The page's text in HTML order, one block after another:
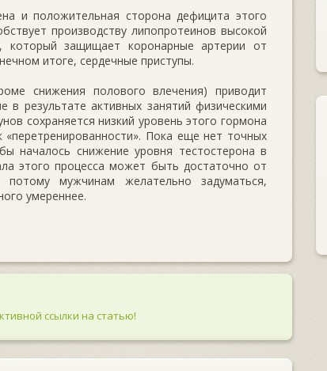
и положительная сторона дефицита этого
производству липопротеинов высокой
который защищает коронарные артерии от
итоге, сердечные приступы.
снижения полового влечения) приводит
результате активных занятий физическими
сохраняется низкий уровень этого гормона
Пока еще нет точных
началось снижение уровня тестостерона в
этого процесса может быть достаточно от
мужчинам желательно задуматься,
умереннее.
ссылки на статью!